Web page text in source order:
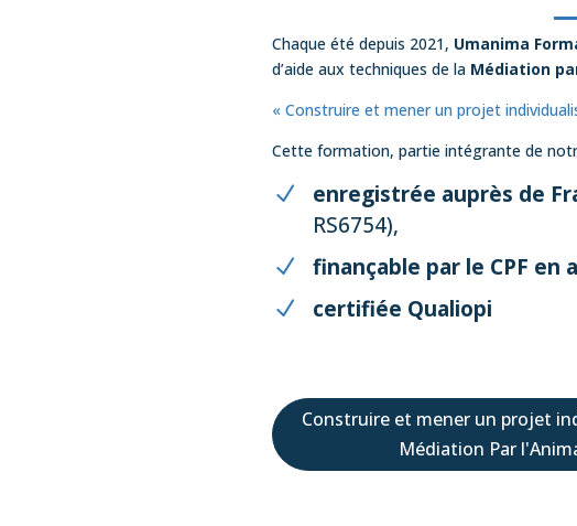
Chaque été depuis 2021, Umanima
d’aide aux techniques de la Médiation
« Construire et mener un projet
Cette formation, partie intégrante de
enregistrée auprès de
RS6754),
finançable par le CPF
certifiée Qualiopi
Construire et mener un projet
Médiation Par